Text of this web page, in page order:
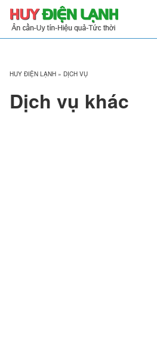
HUY ĐIỆN LẠNH » DỊCH VỤ
Dịch vụ khác